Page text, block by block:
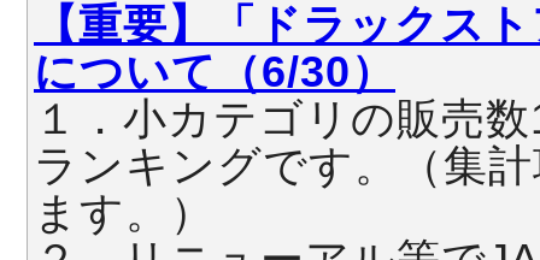
【重要】「ドラックス
について（6/30）
１．小カテゴリの販売
ランキングです。（集
ます。）